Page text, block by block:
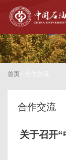
首页
合作交流
关于召开